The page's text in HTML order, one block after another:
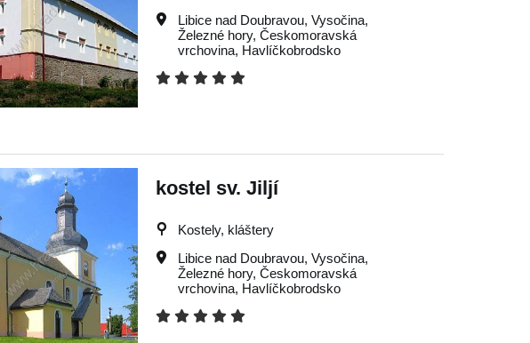
Libice nad Doubravou, Vysočina,
Železné hory, Českomoravská
vrchovina, Havlíčkobrodsko
kostel sv. Jiljí
Kostely, kláštery
Libice nad Doubravou, Vysočina,
Železné hory, Českomoravská
vrchovina, Havlíčkobrodsko